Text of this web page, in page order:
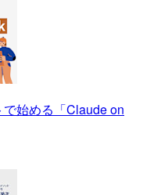
で始める「Claude on